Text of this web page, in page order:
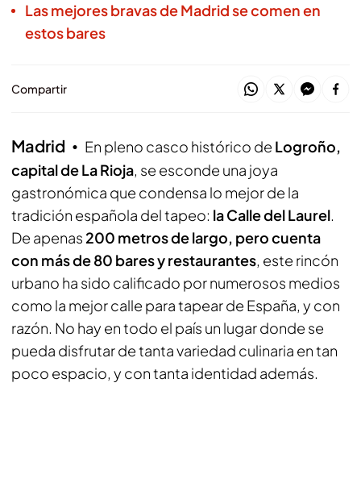
Las mejores bravas de Madrid se comen en
estos bares
Compartir
Madrid En pleno casco histórico de Logroño,
capital de La Rioja, se esconde una joya
gastronómica que condensa lo mejor de la
tradición española del tapeo: la Calle del Laurel.
De apenas 200 metros de largo, pero cuenta
con más de 80 bares y restaurantes, este rincón
urbano ha sido calificado por numerosos medios
como la mejor calle para tapear de España, y con
razón. No hay en todo el país un lugar donde se
pueda disfrutar de tanta variedad culinaria en tan
poco espacio, y con tanta identidad además.